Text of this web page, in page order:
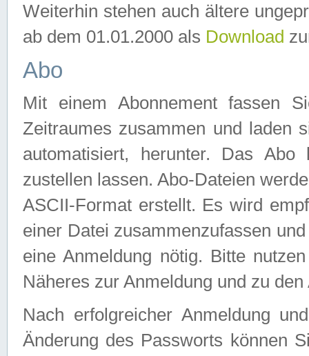
Weiterhin stehen auch ältere
ab dem 01.01.2000 als Download
Abo
Mit einem Abonnement fassen
Zeitraumes zusammen und laden
automatisiert, herunter. Das
zustellen lassen. Abo-Dateien
ASCII-Format erstellt. Es wird
einer Datei zusammenzufassen
eine Anmeldung nötig. Bitte
Näheres zur Anmeldung und zu
Nach erfolgreicher Anmeldung
Änderung des Passworts können